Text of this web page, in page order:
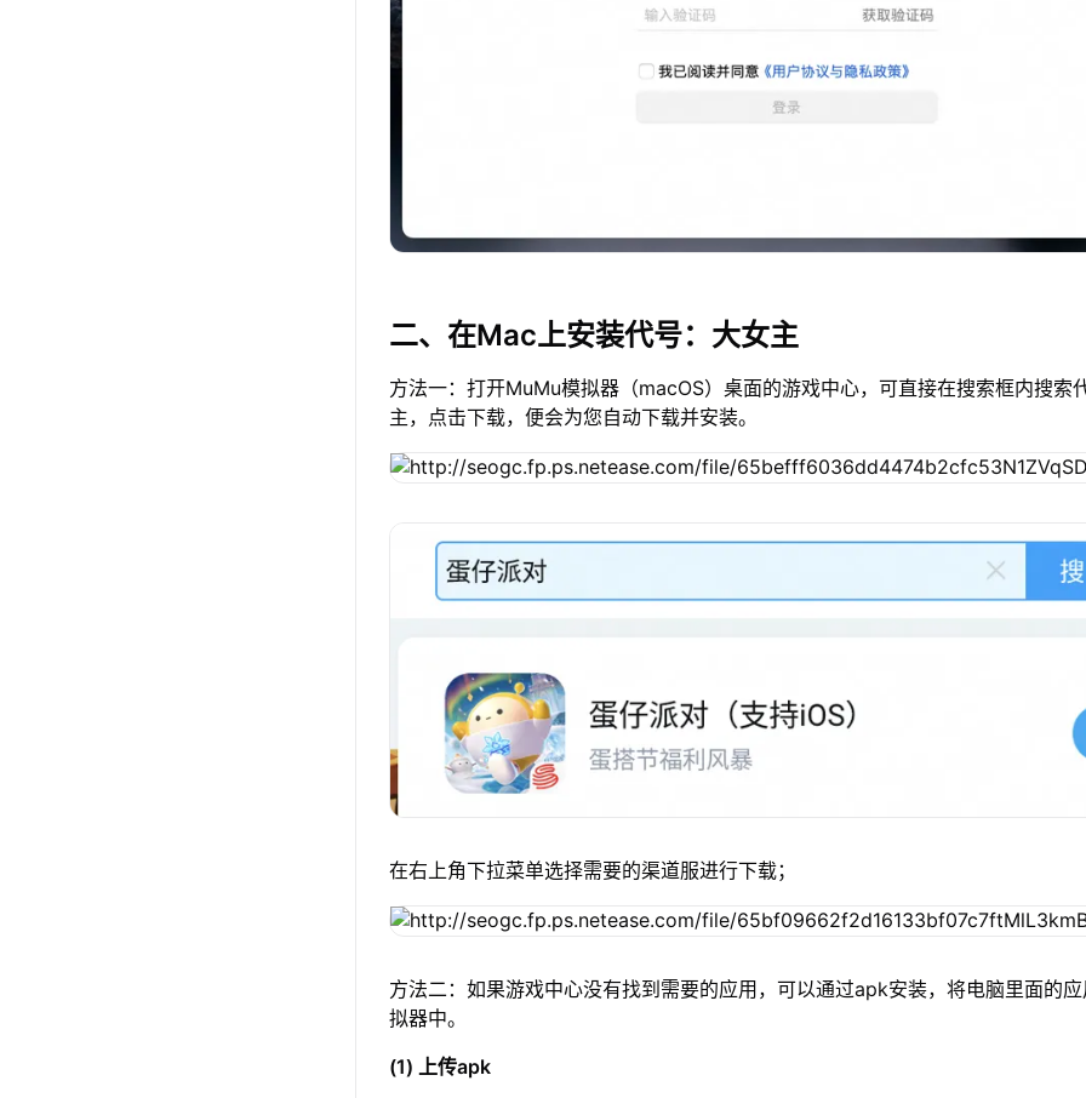
二、在Mac上安装代号：大女主
方法一：打开MuMu模拟器（macOS）桌面的游戏中心，可直接在搜索框内搜索
主，点击下载，便会为您自动下载并安装。
在右上角下拉菜单选择需要的渠道服进行下载；
方法二：如果游戏中心没有找到需要的应用，可以通过apk安装，将电脑里面的
拟器中。
(1) 上传apk